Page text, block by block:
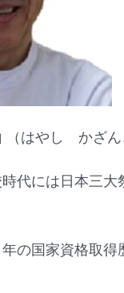
はやし かざん
代には日本三大
の国家資格取得